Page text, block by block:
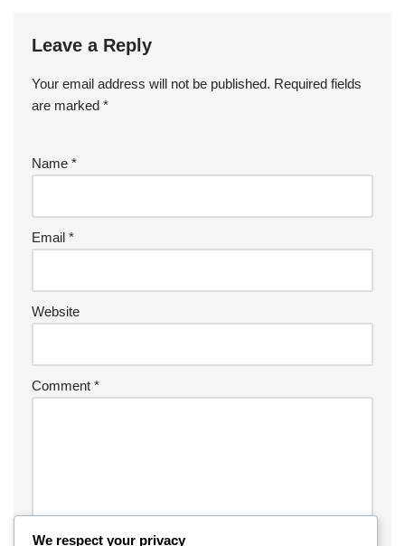
Leave a Reply
Your email address will not be published. Required fields
are marked *
Name *
Email *
Website
Comment *
We respect your privacy